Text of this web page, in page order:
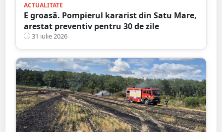
ACTUALITATE
E groasă. Pompierul kararist din Satu Mare,
arestat preventiv pentru 30 de zile
31 iulie 2026